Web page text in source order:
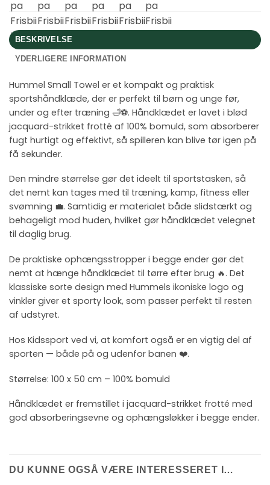
BESKRIVELSE
YDERLIGERE INFORMATION
Hummel Small Towel er et kompakt og praktisk
sportshåndklæde, der er perfekt til børn og unge før,
under og efter træning 🛁⚽️. Håndklædet er lavet i blød
jacquard-strikket frotté af 100% bomuld, som absorberer
fugt hurtigt og effektivt, så spilleren kan blive tør igen på
få sekunder.
Den mindre størrelse gør det ideelt til sportstasken, så
det nemt kan tages med til træning, kamp, fitness eller
svømning 💼. Samtidig er materialet både slidstærkt og
behageligt mod huden, hvilket gør håndklædet velegnet
til daglig brug.
De praktiske ophængsstropper i begge ender gør det
nemt at hænge håndklædet til tørre efter brug 🔥. Det
klassiske sorte design med Hummels ikoniske logo og
vinkler giver et sporty look, som passer perfekt til resten
af udstyret.
Hos Kidssport ved vi, at komfort også er en vigtig del af
sporten — både på og udenfor banen ❤️.
Størrelse: 100 x 50 cm – 100% bomuld
Håndklædet er fremstillet i jacquard-strikket frotté med
god absorberingsevne og ophængsløkker i begge ender.
DU KUNNE OGSÅ VÆRE INTERESSERET I…